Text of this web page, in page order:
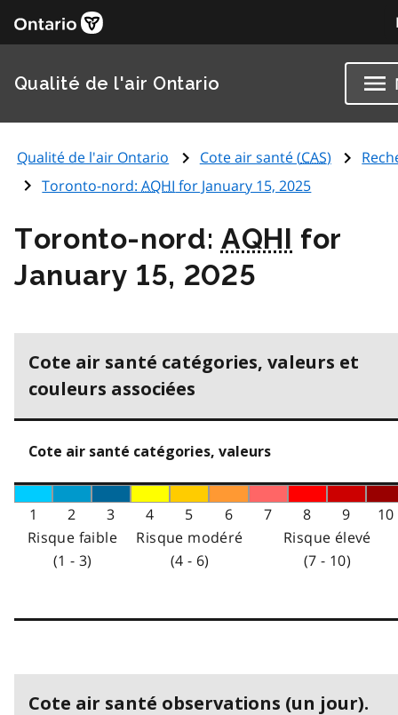
Qualité de l'air Ontario
Qualité de l'air Ontario Cote air santé (CAS)
Toronto-nord:AQHI for January 15, 2025
Toronto-nord: AQHI for
January 15, 2025
Cote air santé catégories, valeurs et
couleurs associées
Cote air santé catégories, valeurs
1 2 3 4 5 6 7 8 9
10
Risque faible
(1 - 3)
Risque modéré
(4 - 6)
Risque élevé
(7 - 10)
Cote air santé observations (un jour).